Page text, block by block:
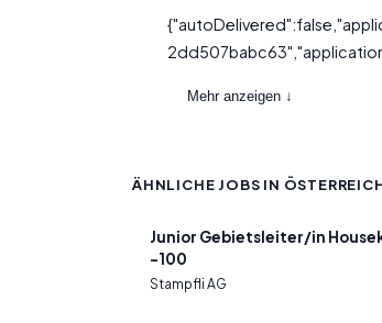
Mehr anzeigen ↓
ÄHNLICHE JOBS IN
Junior Gebietsleiter/in
-100
Stampfli AG